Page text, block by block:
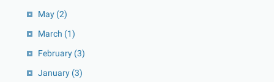
May (2)
March (1)
February (3)
January (3)